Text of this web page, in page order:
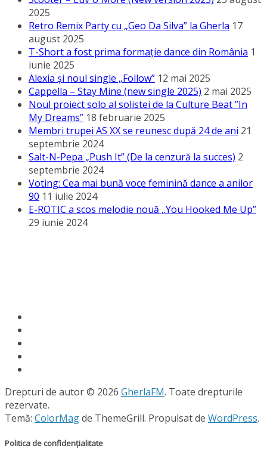
2025
Retro Remix Party cu „Geo Da Silva” la Gherla 17
august 2025
T-Short a fost prima formație dance din România 1
iunie 2025
Alexia și noul single „Follow” 12 mai 2025
Cappella – Stay Mine (new single 2025) 2 mai 2025
Noul proiect solo al solistei de la Culture Beat ”In
My Dreams” 18 februarie 2025
Membri trupei AS XX se reunesc după 24 de ani 21
septembrie 2024
Salt-N-Pepa „Push It” (De la cenzură la succes) 2
septembrie 2024
Voting: Cea mai bună voce feminină dance a anilor
90 11 iulie 2024
E-ROTIC a scos melodie nouă „You Hooked Me Up”
29 iunie 2024
Drepturi de autor © 2026 GherlaFM. Toate drepturile
rezervate.
Temă: ColorMagde ThemeGrill. Propulsat de WordPress.
Politica de confidențialitate